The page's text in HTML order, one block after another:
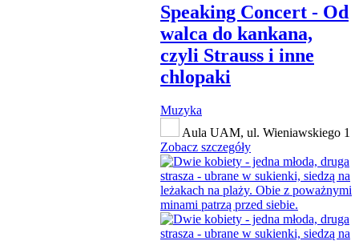
Speaking Concert - Od
walca do kankana,
czyli Strauss i inne
chlopaki
Muzyka
Aula UAM, ul. Wieniawskiego 1
Zobacz szczegóły